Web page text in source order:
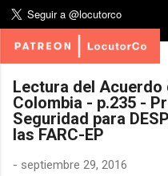
Lectura del Acuerdo
Colombia - p.235 -
Seguridad para
las FARC-EP
- septiembre 29, 2016